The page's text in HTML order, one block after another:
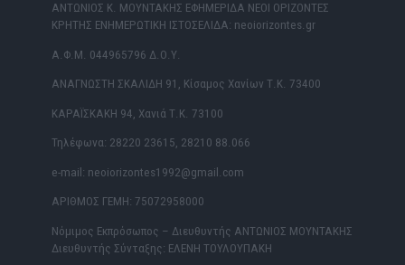
ΑΝΤΩΝΙΟΣ Κ. ΜΟΥΝΤΑΚΗΣ ΕΦΗΜΕΡΙΔΑ ΝΕΟΙ ΟΡΙΖΟΝΤΕΣ
ΚΡΗΤΗΣ ΕΝΗΜΕΡΩΤΙΚΗ ΙΣΤΟΣΕΛΙΔΑ: neoiorizontes.gr
Α.Φ.Μ. 044965796 Δ.Ο.Υ.
ΑΝΑΓΝΩΣΤΗ ΣΚΑΛΙΔΗ 91, Κίσαμος Χανίων Τ.Κ. 73400
ΚΑΡΑΪΣΚΑΚΗ 94, Χανιά Τ.Κ. 73100
Τηλέφωνα: 28220 23615, 28210 88.066
e-mail: neoiorizontes1992@gmail.com
ΑΡΙΘΜΟΣ ΓΕΜΗ: 75072958000
Νόμιμος Εκπρόσωπος – Διευθυντής ΑΝΤΩΝΙΟΣ ΜΟΥΝΤΑΚΗΣ
Διευθυντής Σύνταξης: ΕΛΕΝΗ ΤΟΥΛΟΥΠΑΚΗ